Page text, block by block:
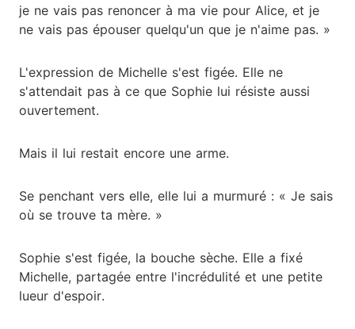
je ne vais pas renoncer à ma vie pour Alice, et je
ne vais pas épouser quelqu'un que je n'aime pas. »
L'expression de Michelle s'est figée. Elle ne
s'attendait pas à ce que Sophie lui résiste aussi
ouvertement.
Mais il lui restait encore une arme.
Se penchant vers elle, elle lui a murmuré : « Je sais
où se trouve ta mère. »
Sophie s'est figée, la bouche sèche. Elle a fixé
Michelle, partagée entre l'incrédulité et une petite
lueur d'espoir.